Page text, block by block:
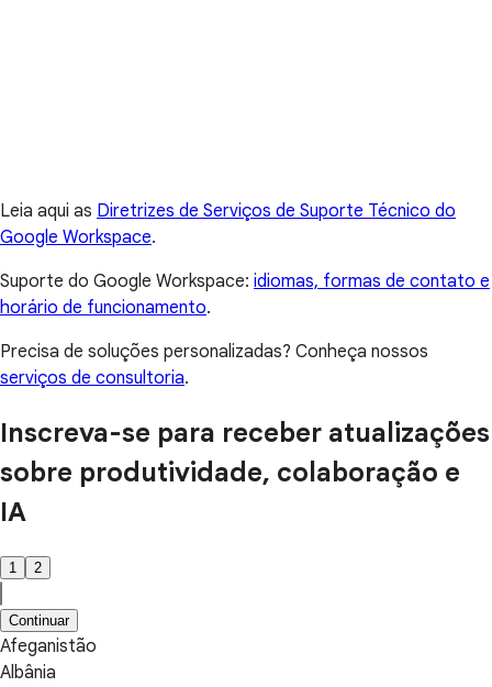
Leia aqui as Diretrizes de Serviços de Suporte Técnico do
Google Workspace.
Suporte do Google Workspace: idiomas, formas de contato e
horário de funcionamento.
Precisa de soluções personalizadas? Conheça nossos
serviços de consultoria.
Inscreva-se para receber atualizações
sobre produtividade, colaboração e
IA
1 2
Continuar
Afeganistão
Albânia